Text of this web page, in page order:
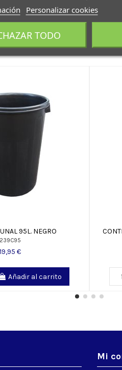
95L. NEGRO
239C95
19,95 €
Añadir al carrito
Mi
Personalizar cookies
TODO